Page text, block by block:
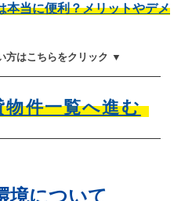
本当に便利？メリットやデメ
方はこちらをクリック ▼
物件一覧へ進む
境について